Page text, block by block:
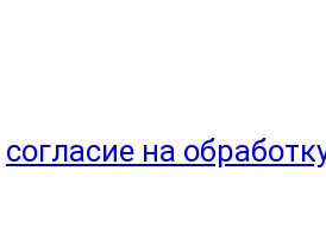
согласие на